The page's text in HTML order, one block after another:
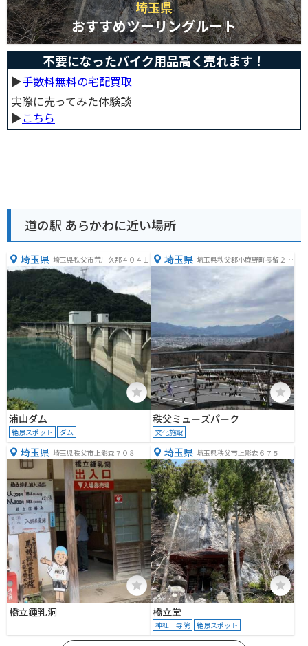
埼玉県
おすすめツーリングルート
不要になったバイク用品高く売れます！
▶︎手数料無料の宅配買取
実際に売ってみた体験談
▶︎こちら
道の駅 あらかわに近い場所
埼玉県 埼玉県秩父市荒川久那４０４１
浦山ダム
絶景スポット ダム
埼玉県 埼玉県秩父郡小鹿野町長留２５
秩父ミューズパーク
文化施設
埼玉県 埼玉県秩父市上影森７０８
橋立鍾乳洞
埼玉県 埼玉県秩父市上影森６７５
橋立堂
神社｜寺院 絶景スポット